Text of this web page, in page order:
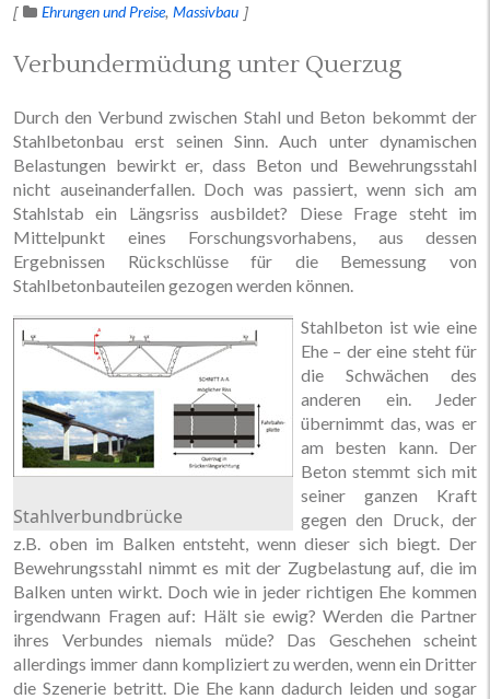
Ehrungen und Preise Massivbau
Verbundermüdung unter Querzug
Durch den Verbund zwischen Stahl und Beton bekommt der
Stahlbetonbau erst seinen Sinn. Auch unter dynamischen
Belastungen bewirkt er, dass Beton und Bewehrungsstahl
nicht auseinanderfallen. Doch was passiert, wenn sich am
Stahlstab ein Längsriss ausbildet? Diese Frage steht im
Mittelpunkt eines Forschungsvorhabens, aus dessen
Ergebnissen Rückschlüsse für die Bemessung von
Stahlbetonbauteilen gezogen werden können.
Stahlverbundbrücke
Stahlbeton ist wie eine
Ehe – der eine steht für
die Schwächen des
anderen ein. Jeder
übernimmt das, was er
am besten kann. Der
Beton stemmt sich mit
seiner ganzen Kraft
gegen den Druck, der
z.B. oben im Balken entsteht, wenn dieser sich biegt. Der
Bewehrungsstahl nimmt es mit der Zugbelastung auf, die im
Balken unten wirkt. Doch wie in jeder richtigen Ehe kommen
irgendwann Fragen auf: Hält sie ewig? Werden die Partner
ihres Verbundes niemals müde? Das Geschehen scheint
allerdings immer dann kompliziert zu werden, wenn ein Dritter
die Szenerie betritt. Die Ehe kann dadurch leiden und sogar